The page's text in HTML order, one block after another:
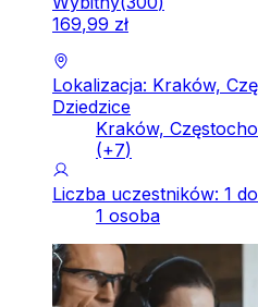
169,99 zł
Lokalizacja: Kraków,
Dziedzice
Kraków,
(+7)
Liczba uczestników: 1
1 osoba